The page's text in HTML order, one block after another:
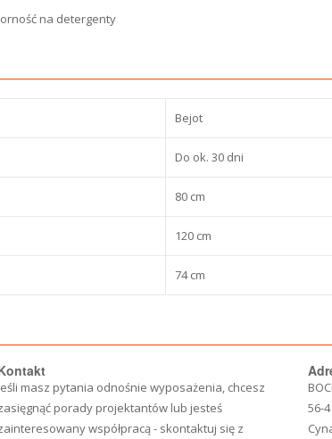
na detergenty
Bejot
Do ok. 30 dni
80 cm
120 cm
74 cm
masz pytania odnośnie wyposażenia, chcesz
porady projektantów lub jesteś
współpracą - skontaktuj się z
56-